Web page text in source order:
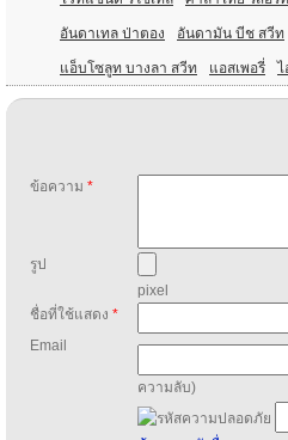
อันดาเทล ป่าตอง อันดามัน บีช สวีท
แอ็บโซลูท บางลา สวีท แอสเพอรี่ ไ
ข้อความ *
รูป
pixel
ชื่อที่ใช้แสดง *
Email
ความลับ)